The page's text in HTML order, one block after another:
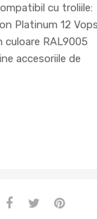
cu troliile:
Platinum 12
RAL9005
accesoriile de